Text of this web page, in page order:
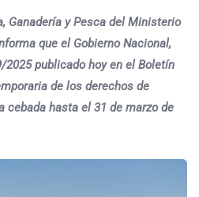
Ganadería y Pesca del Ministerio
que el Gobierno Nacional,
publicado hoy en el Boletín
de los derechos de
cebada hasta el 31 de marzo de